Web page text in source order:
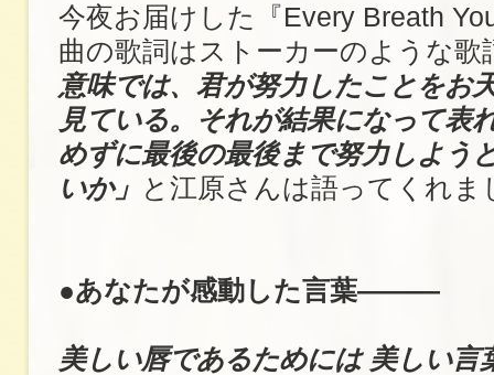
今夜お届けした『Every Breath
曲の歌詞はストーカーのような歌
意味では、君が努力したことをお
見ている。それが結果になって表
めずに最後の最後まで努力しよう
いか」 と江原さんは語ってくれま
●あなたが感動した言葉―――
美しい唇であるためには 美しい言